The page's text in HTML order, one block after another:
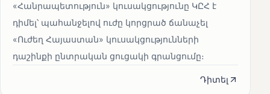
«Հանրապետություն» կուսակցությունը ԿԸՀ է
դիմել՝ պահանջելով ուժը կորցրած ճանաչել
«Ուժեղ Հայաստան» կուսակցությունների
դաշինքի ընտրական ցուցակի գրանցումը։
Դիտել